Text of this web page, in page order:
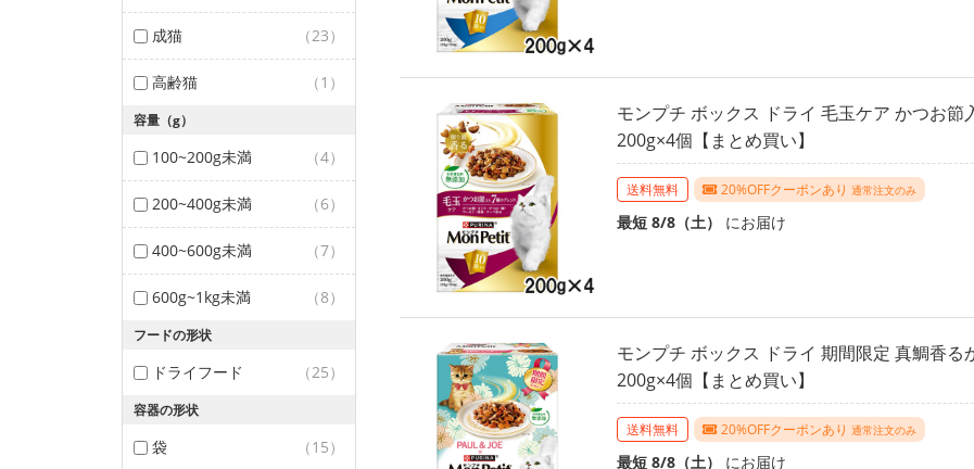
成猫 （23）
高齢猫 （1）
容量（g）
100~200g未満 （4）
200~400g未満 （6）
400~600g未満 （7）
600g~1kg未満 （8）
フードの形状
ドライフード （25）
容器の形状
袋 （15）
モンプチ ボックス ドライ 毛玉ケア かつお節
200g×4個【まとめ買い】
送料無料 20%OFFクーポンあり 通常注文のみ
最短 8/8（土） にお届け
モンプチ ボックス ドライ 期間限定 真鯛香る
200g×4個【まとめ買い】
送料無料 20%OFFクーポンあり 通常注文のみ
最短 8/8（土） にお届け